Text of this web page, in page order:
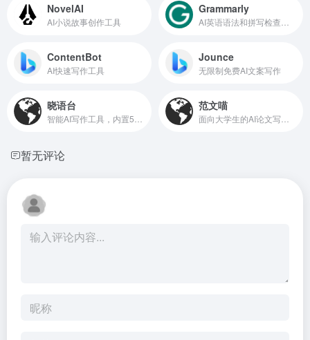
NovelAI
AI小说故事创作工具
Grammarly
ContentBot
AI快速写作工具
Jounce
无限制免费AI文案写作
晓语台 范文喵
暂无评论